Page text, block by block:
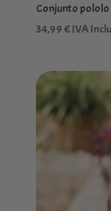
Conjunto pololo
34,99€IVA